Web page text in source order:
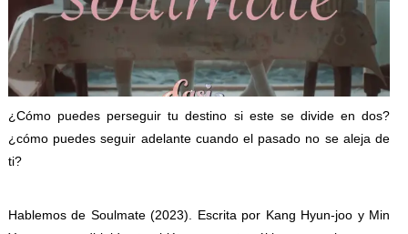
¿Cómo puedes perseguir tu destino si este se divide en dos?
¿cómo puedes seguir adelante cuando el pasado no se aleja de
ti?
Hablemos de Soulmate (2023). Escrita por Kang Hyun-joo y Min